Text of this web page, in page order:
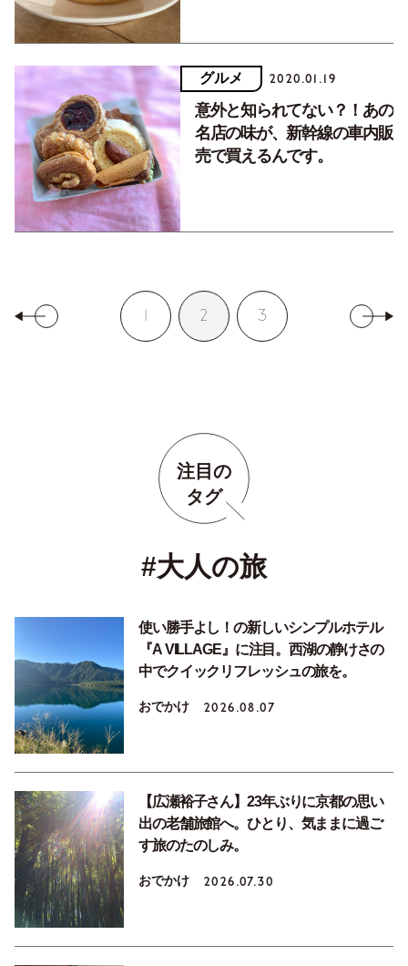
グルメ 2020.01.19
意外と知られてない？！あの
名店の味が、新幹線の車内販
売で買えるんです。
1 2 3
注目の
タグ
#大人の旅
使い勝手よし！の新しいシンプルホテル
『A VILLAGE』に注目。西湖の静けさの
中でクイックリフレッシュの旅を。
おでかけ 2026.08.07
【広瀬裕子さん】23年ぶりに京都の思い
出の老舗旅館へ。ひとり、気ままに過ご
す旅のたのしみ。
おでかけ 2026.07.30